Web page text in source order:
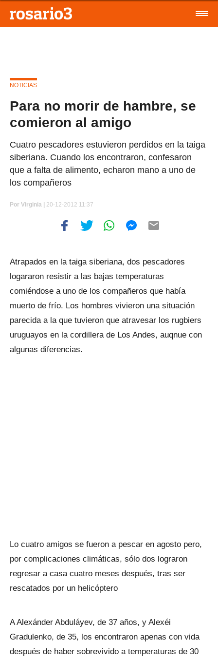
NOTICIAS
Para no morir de hambre, se
comieron al amigo
Cuatro pescadores estuvieron perdidos en la taiga
siberiana. Cuando los encontraron, confesaron
que a falta de alimento, echaron mano a uno de
los compañeros
Por Virginia | 20-12-2012 11:37
Atrapados en la taiga siberiana, dos pescadores
logararon resistir a las bajas temperaturas
comiéndose a uno de los compañeros que había
muerto de frío. Los hombres vivieron una situación
parecida a la que tuvieron que atravesar los rugbiers
uruguayos en la cordillera de Los Andes, auqnue con
algunas diferencias.
Lo cuatro amigos se fueron a pescar en agosto pero,
por complicaciones climáticas, sólo dos lograron
regresar a casa cuatro meses después, tras ser
rescatados por un helicóptero
A Alexánder Abduláyev, de 37 años, y Alexéi
Gradulenko, de 35, los encontraron apenas con vida
después de haber sobrevivido a temperaturas de 30